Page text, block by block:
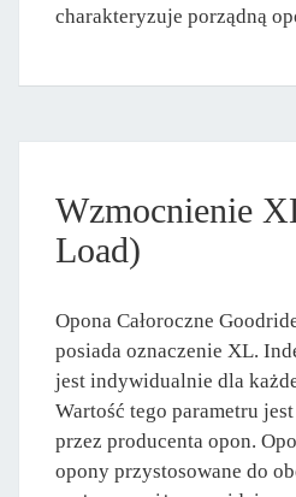
charakteryzuje porządną
Wzmocnienie
Load)
Opona Całoroczne
posiada oznaczenie XL.
jest indywidualnie dla
Wartość tego parametru
przez producenta opon.
opony przystosowane do